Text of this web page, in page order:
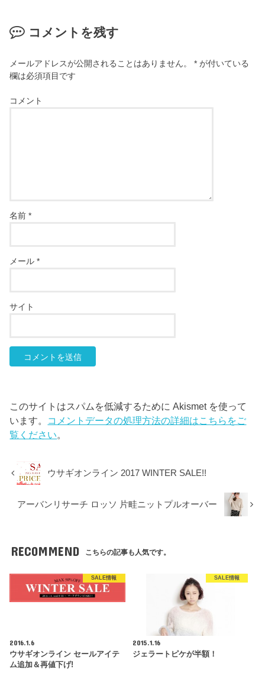
コメントを残す
メールアドレスが公開されることはありません。 * が付いている
欄は必須項目です
コメント
名前*
メール*
サイト
このサイトはスパムを低減するために Akismet を使って
います。 コメントデータの処理方法の詳細はこちらをご
覧ください。
ウサギオンライン 2017 WINTER SALE!!
アーバンリサーチ ロッソ 片畦ニットプルオーバー
RECOMMEND こちらの記事も人気です。
SALE情報
2016.1.6
ウサギオンライン セールアイテ
ム追加＆再値下げ!
SALE情報
2015.1.16
ジェラートピケが半額！